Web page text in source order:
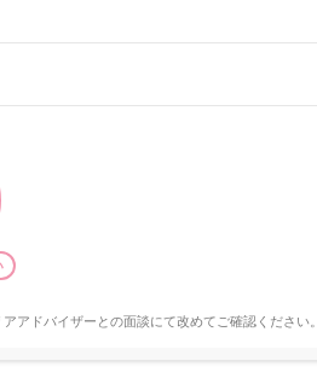
アドバイザーとの面談にて改めてご確認ください。